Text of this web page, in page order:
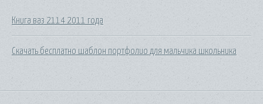
Книга ваз 2114 2011 года
Скачать бесплатно шаблон портфолио для мальчика школьника